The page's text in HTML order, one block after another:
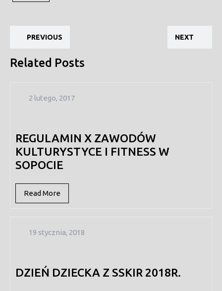
wpisu
PREVIOUS NEXT
Related Posts
2 lutego, 20172
REGULAMIN X ZAWODÓW
KULTURYSTYCE I FITNESS W
SOPOCIE
Read More
More
19 stycznia, 201819
DZIEŃ DZIECKA Z SSKIR 2018R.